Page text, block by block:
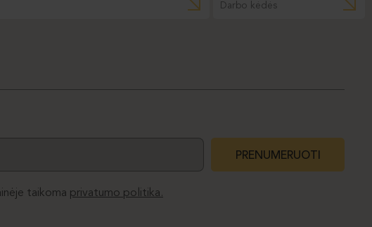
Darbo kėdės
taikoma privatumo politika.
PRENUMERUOTI